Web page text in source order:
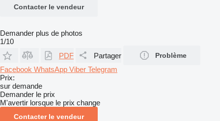
Contacter le vendeur
Demander plus de photos
1/10
PDF
Partager Problème
Facebook WhatsApp Viber Telegram
Prix:
sur demande
Demander le prix
M'avertir lorsque le prix change
Contacter le vendeur